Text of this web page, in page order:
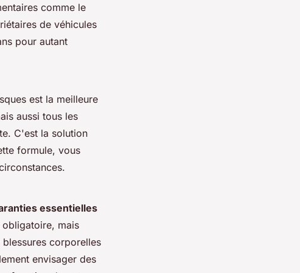
comme le
de véhicules
pour autant
est la meilleure
aussi tous les
C'est la solution
formule, vous
essentielles
mais
corporelles
envisager des